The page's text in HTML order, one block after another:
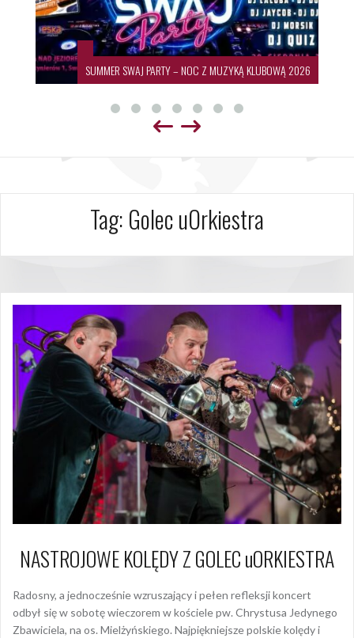
SUMMER SWAJ PARTY – NOC Z MUZYKĄ KLUBOWĄ 2026
Tag: Golec uOrkiestra
NASTROJOWE KOLĘDY Z GOLEC uORKIESTRA
Radosny, a jednocześnie wzruszający i pełen refleksji koncert
odbył się w sobotę wieczorem w kościele pw. Chrystusa Jedynego
Zbawiciela, na os. Mielżyńskiego. Najpiękniejsze polskie kolędy i